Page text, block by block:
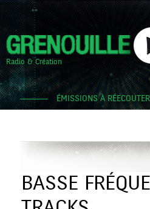
Radio & Création
ÉMISSIONS À RÉECOUTER
BASSE